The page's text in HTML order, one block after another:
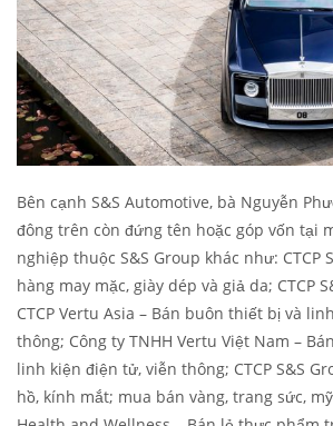
Bên cạnh S&S Automotive, bà Nguyễn
đông trên còn đứng tên hoặc góp vốn tại
nghiệp thuộc S&S Group khác như: CTCP
hàng may mặc, giày dép và giả da; CTCP
CTCP Vertu Asia – Bán buôn thiết bị và
thông; Công ty TNHH Vertu Việt Nam –
linh kiện điện tử, viễn thông; CTCP S&S
hồ, kính mắt; mua bán vàng, trang sức, mỹ